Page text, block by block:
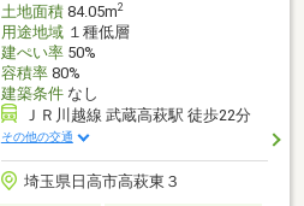
土地面積84.05m2
用途地域１種低層
建ぺい率50%
容積率80%
建築条件なし
ＪＲ川越線 武蔵高萩駅 徒歩22分
その他の交通
埼玉県日高市高萩東３